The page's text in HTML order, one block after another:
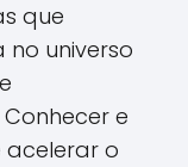
que
universo
e
acelerar o